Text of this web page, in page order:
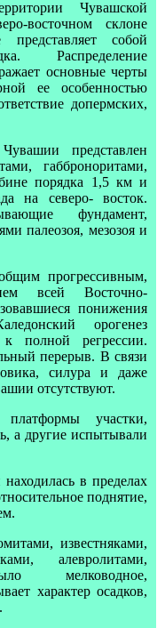
Чувашской
восточном склоне
представляет собой
Распределение
основные черты
ее особенностью
допермских,
представлен
габброноритами,
порядка 1,5 км и
на северо- восток.
фундамент,
палеозоя, мезозоя и
прогрессивным,
всей Восточно-
понижения
орогенез
к полной регрессии.
перерыв. В связи
силура и даже
отсутствуют.
участки,
а другие испытывали
в пределах
поднятие,
известняками,
алевролитами,
мелководное,
характер осадков,